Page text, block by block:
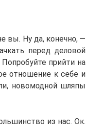
вы. Ну да, конечно, —
перед деловой
прийти на
отношение к себе и
новомодной шляпы
из нас. Ок.